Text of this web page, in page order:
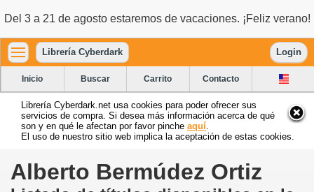
Del 3 a 21 de agosto estaremos de vacaciones. ¡Feliz verano!
Librería Cyberdark Login
Inicio Buscar Carrito Contacto
Librería Cyberdark.net usa cookies para poder ofrecer sus
servicios de compra. Si desea más información acerca de qué
son y en qué le afectan por favor pinche aquí
El uso de nuestro sitio web implica la aceptación de estas cookies.
Alberto Bermúdez Ortiz